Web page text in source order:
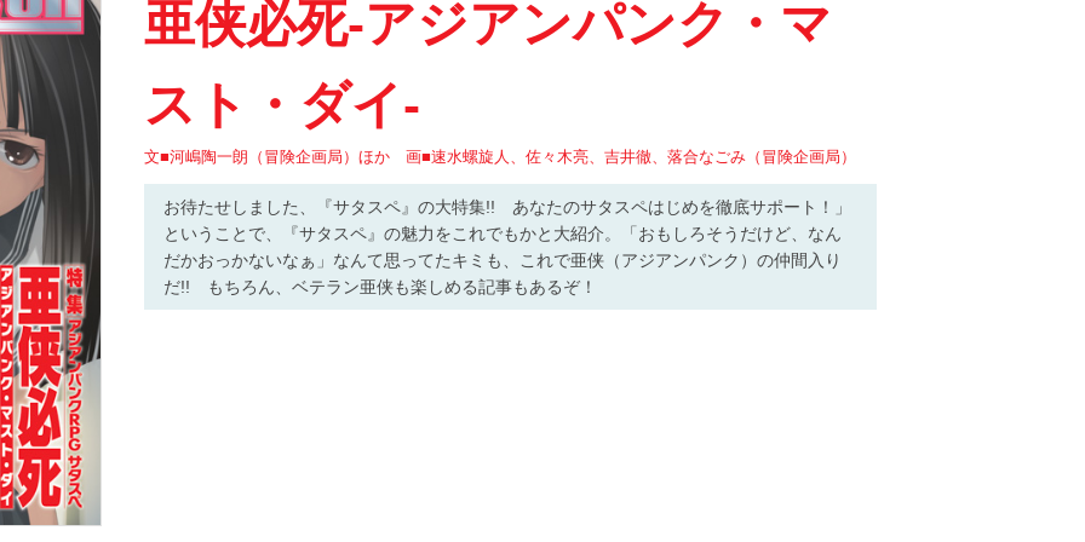
亜侠必死-アジアンパンク・マ
スト・ダイ-
文■河嶋陶一朗（冒険企画局）ほか 画■速水螺旋人、佐々木亮、吉井徹、落合なごみ（冒険企画局）
お待たせしました、『サタスペ』の大特集!! あなたのサタスペはじめを徹底サポート！」
ということで、『サタスペ』の魅力をこれでもかと大紹介。「おもしろそうだけど、なん
だかおっかないなぁ」なんて思ってたキミも、これで亜侠（アジアンパンク）の仲間入り
だ!! もちろん、ベテラン亜侠も楽しめる記事もあるぞ！